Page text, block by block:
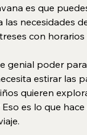
es que
las necesidades
con horarios
genial poder
estirar las
quieren
es lo que hace